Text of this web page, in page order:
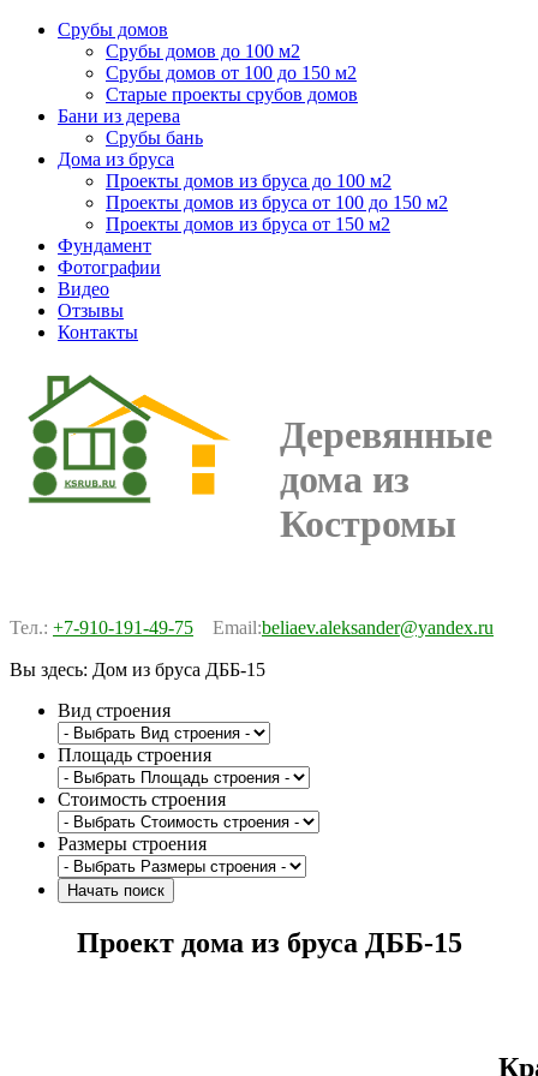
Срубы домов
Срубы домов до 100 м2
Срубы домов от 100 до 150 м2
Старые проекты срубов домов
Бани из дерева
Срубы бань
Дома из бруса
Проекты домов из бруса до 100 м2
Проекты домов из бруса от 100 до 150 м2
Проекты домов из бруса от 150 м2
Фундамент
Фотографии
Видео
Отзывы
Контакты
Деревянные
дома из
Костромы
Тел.: +7-910-191-49-75 Email:beliaev.aleksander@yandex.ru
Вы здесь: Дом из бруса ДББ-15
Вид строения
Площадь строения
Стоимость строения
Размеры строения
Проект дома из бруса ДББ-15